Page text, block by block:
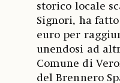
storico locale
Signori, ha
euro per
unendosi ad
Comune di
del Brennero